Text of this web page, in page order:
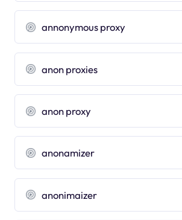
annonymous proxy
anon proxies
anon proxy
anonamizer
anonimaizer